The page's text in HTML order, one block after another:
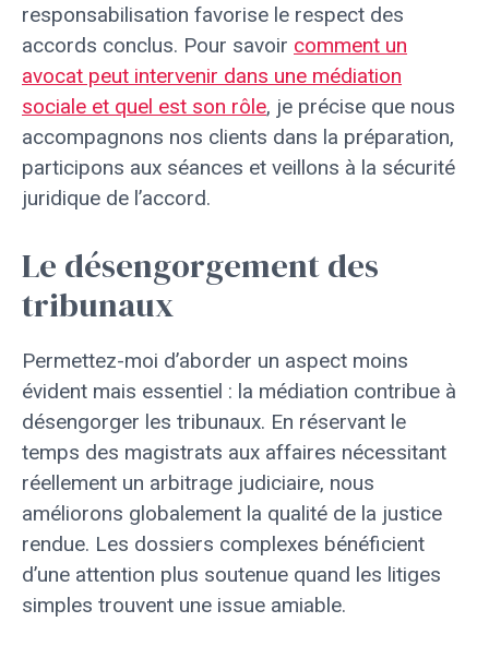
responsabilisation favorise le respect des
accords conclus. Pour savoir comment un
avocat peut intervenir dans une médiation
sociale et quel est son rôle, je précise que nous
accompagnons nos clients dans la préparation,
participons aux séances et veillons à la sécurité
juridique de l’accord.
Le désengorgement des
tribunaux
Permettez-moi d’aborder un aspect moins
évident mais essentiel : la médiation contribue à
désengorger les tribunaux. En réservant le
temps des magistrats aux affaires nécessitant
réellement un arbitrage judiciaire, nous
améliorons globalement la qualité de la justice
rendue. Les dossiers complexes bénéficient
d’une attention plus soutenue quand les litiges
simples trouvent une issue amiable.